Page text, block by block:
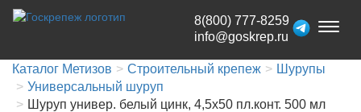
Toggle
8(800) 777-8259
info@goskrep.ru
Каталог Метизов Строительный крепеж
Шурупы
Универсальный шуруп
Шуруп универ. белый цинк, 4,5х50 пл.конт. 500 мл